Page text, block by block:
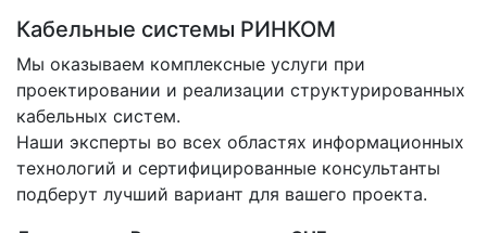
Кабельные системы РИНКОМ
Мы оказываем комплексные услуги при
проектировании и реализации структурированных
кабельных систем.
Наши эксперты во всех областях информационных
технологий и сертифицированные консультанты
подберут лучший вариант для вашего проекта.